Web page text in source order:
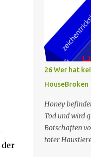
Jahr einen
verhaftet. Die
Festes, und
Lady zu
hält dies vor
befürchtet,
ein Flop wird.
unter Druck
Judy hilft ihm
einen
kommen sich
zuvor. In der
26 Wer hat
HouseBroken
Honey
Tod und wird
Botschaften
toter